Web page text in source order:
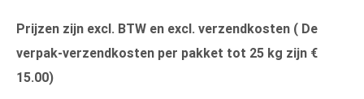
Prijzen zijn excl. BTW en excl. verzendkosten ( De
verpak-verzendkosten per pakket tot 25 kg zijn €
15.00)